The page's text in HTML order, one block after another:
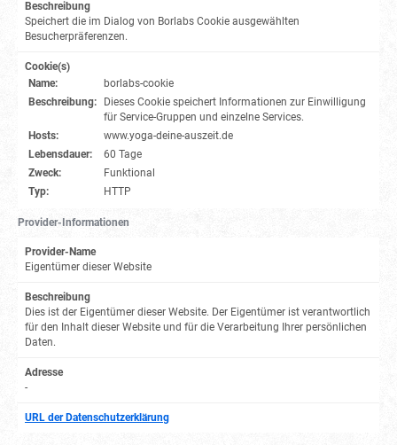
Beschreibung
Speichert die im Dialog von Borlabs Cookie ausgewählten
Besucherpräferenzen.
Cookie(s)
Name:
borlabs-cookie
Beschreibung:
Dieses Cookie speichert Informationen zur Einwilligung
für Service-Gruppen und einzelne Services.
Hosts:
www.yoga-deine-auszeit.de
Lebensdauer:
60 Tage
Zweck:
Funktional
Typ:
HTTP
Provider-Informationen
Provider-Name
Eigentümer dieser Website
Beschreibung
Dies ist der Eigentümer dieser Website. Der Eigentümer ist verantwortlich
für den Inhalt dieser Website und für die Verarbeitung Ihrer persönlichen
Daten.
Adresse
-
URL der Datenschutzerklärung